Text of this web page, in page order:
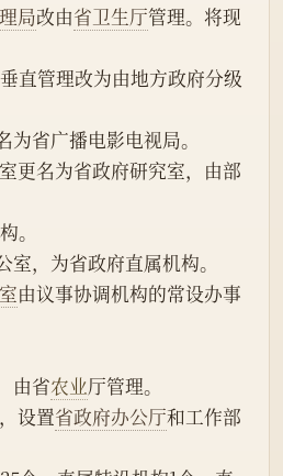
局改由省卫生厅管理。将现
直管理改为由地方政府分级
为省广播电影电视局。
。
室，为省政府直属机构。
由议事协调机构的常设办事
由省
农业厅管理。
，设置
省政府办公厅和工作部